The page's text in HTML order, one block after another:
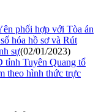
phối hợp với Tòa án
hóa hồ sơ và Rút
sự(02/01/2023)
Tuyên Quang tổ
theo hình thức trực